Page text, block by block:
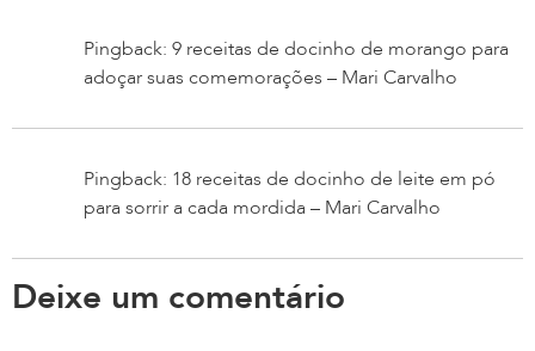
Pingback: 9 receitas de docinho de morango para
adoçar suas comemorações – Mari Carvalho
Pingback: 18 receitas de docinho de leite em pó
para sorrir a cada mordida – Mari Carvalho
Deixe um comentário